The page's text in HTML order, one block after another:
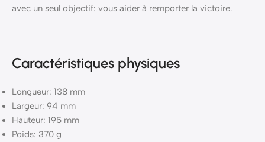
avec un seul objectif: vous aider à remporter la victoire.
Caractéristiques physiques
Longueur: 138 mm
Largeur: 94 mm
Hauteur: 195 mm
Poids: 370 g